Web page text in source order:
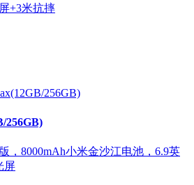
256GB)
，8000mAh小米金沙江电池，6.9英
屏